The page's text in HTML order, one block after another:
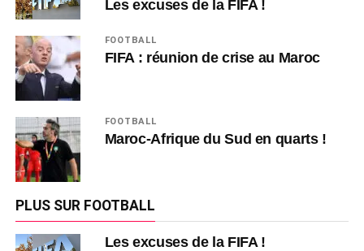
Les excuses de la FIFA !
FOOTBALL
FIFA : réunion de crise au Maroc
FOOTBALL
Maroc-Afrique du Sud en quarts !
PLUS SUR FOOTBALL
Les excuses de la FIFA !